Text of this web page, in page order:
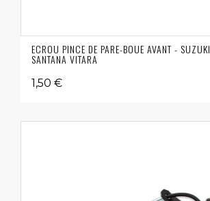
ECROU PINCE DE PARE-BOUE AVANT - SUZUKI
SANTANA VITARA
1,50 €